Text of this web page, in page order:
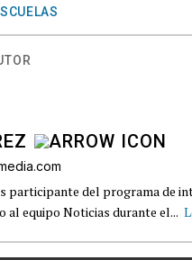
participante del programa de
al equipo Noticias durante el...